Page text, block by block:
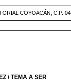
COYOACÁN, C.P.
/ TEMA A SER